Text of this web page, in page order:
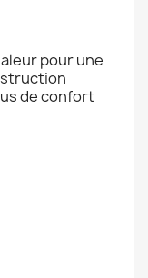
pour une
de confort